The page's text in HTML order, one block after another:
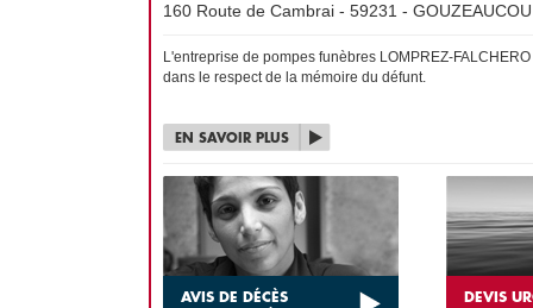
160 Route de Cambrai - 59231 -
L'entreprise de pompes funèbres LOMPREZ-
dans le respect de la mémoire du défunt.
EN SAVOIR PLUS
AVIS DE DÉCÈS
DEVIS